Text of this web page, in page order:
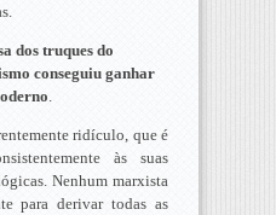
dos truques do
conseguiu ganhar
ridículo, que é
às suas
Nenhum marxista
para derivar todas as